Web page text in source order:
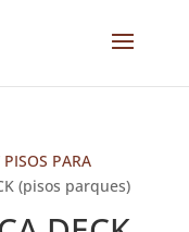
PISOS PARA
(pisos parques)